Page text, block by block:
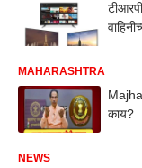
MAHARASHTRA
Majha
काय?
NEWS